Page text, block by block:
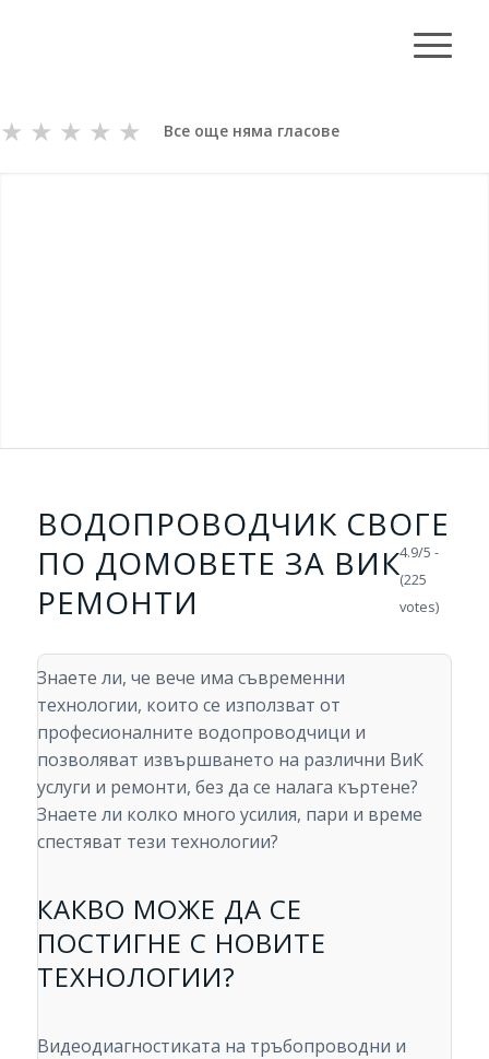
★
★
★
★
★ Все още няма гласове
ВОДОПРОВОДЧИК СВОГЕ
ПО ДОМОВЕТЕ ЗА ВИК
РЕМОНТИ
Знаете ли, че вече има съвременни
технологии, които се използват от
професионалните водопроводчици и
позволяват извършването на различни ВиК
услуги и ремонти, без да се налага къртене?
Знаете ли колко много усилия, пари и време
спестяват тези технологии?
КАКВО МОЖЕ ДА СЕ
ПОСТИГНЕ С НОВИТЕ
ТЕХНОЛОГИИ?
Видеодиагностиката на тръбопроводни и
4.9/5 -
(225
votes)